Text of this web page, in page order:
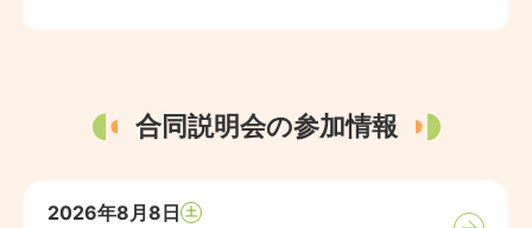
合同説明会の参加情報
2026年8月8日 土